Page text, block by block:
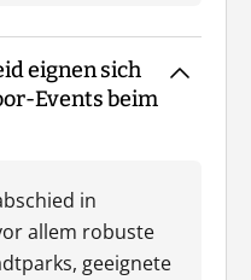
eignen sich
Events beim
in
allem robuste
geeignete